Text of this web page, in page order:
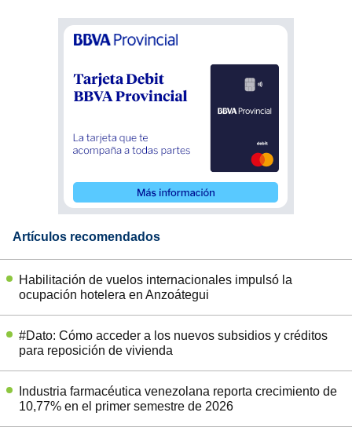
Artículos recomendados
Habilitación de vuelos internacionales impulsó la
ocupación hotelera en Anzoátegui
#Dato: Cómo acceder a los nuevos subsidios y créditos
para reposición de vivienda
Industria farmacéutica venezolana reporta crecimiento de
10,77% en el primer semestre de 2026